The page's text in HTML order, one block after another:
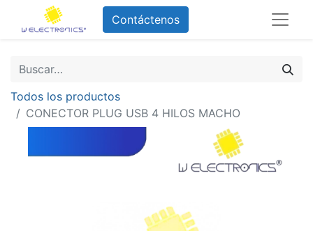
Contáctenos
Todos los productos
CONECTOR PLUG USB 4 HILOS MACHO